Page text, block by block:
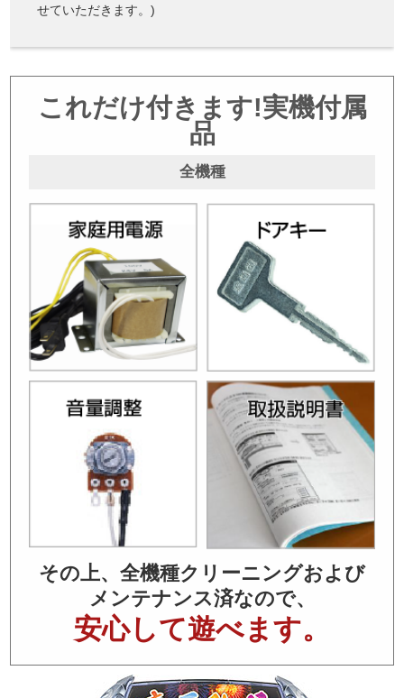
せていただきます。)
これだけ付きます!実機付属
品
全機種
その上、全機種クリーニングおよび
メンテナンス済なので、
安心して遊べます。